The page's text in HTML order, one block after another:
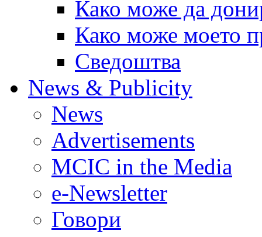
Како може да
Како може моето
Сведоштва
News & Publicity
News
Advertisements
MCIC in the Media
e-Newsletter
Говори